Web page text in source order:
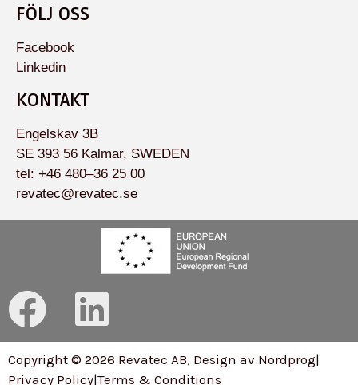
FÖLJ OSS
Facebook
Linkedin
KONTAKT
Engelskav 3B
SE 393 56 Kalmar, SWEDEN
tel: +46 480–36 25 00
revatec@revatec.se
F
a
L
i
Copyright © 2026 Revatec AB, Design av Nordprog|
Privacy Policy|Terms & Conditions